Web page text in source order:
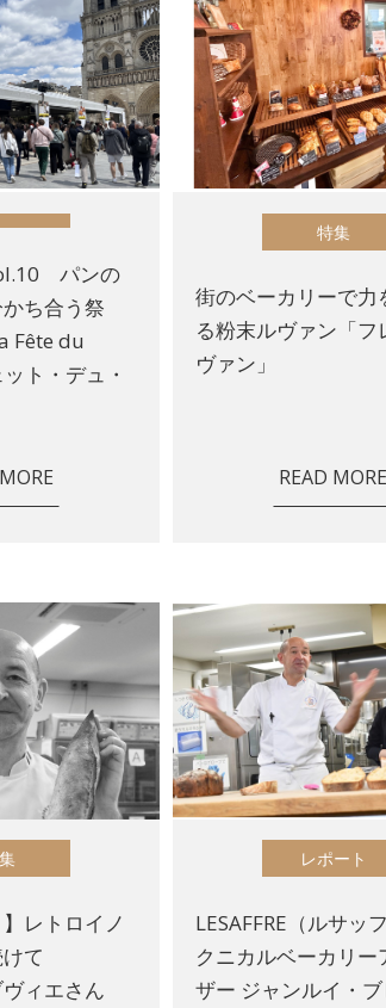
パンの
ち合う祭
Fête du
ト・デュ・
特集
街のベーカリーで力
る粉末ルヴァン「フ
ヴァン」
READ MORE
】レトロイノ
て
ィエさん
レポート
LESAFFRE（ルサッ
クニカルベーカリー
ザー ジャンルイ・